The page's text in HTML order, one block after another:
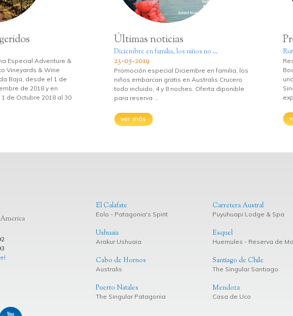
Especial Adventure &
Vineyards & Wine
Baja, desde el 1 de
de 2018 y en
de Octubre 2018 al 30
Últimas noticias
Diciembre en familia, los niños no ...
23-05-2019
Promoción especial Diciembre en familia, los
niños embarcan gratis en Australis Crucero
todo incluido, 4 y 8 noches. Oferta diponible
para reserva ...
El Calafate
Eolo - Patagonia's Spirit
Ushuaia
Arakur Ushuaia
Cabo de Hornos
Australis
Puerto Natales
The Singular Patagonia
Carretera Austral
Puyuhuapi Lodge & Spa
Esquel
Huemules - Reserva de
Santiago de Chile
The Singular Santiago
Mendoza
Casa de Uco